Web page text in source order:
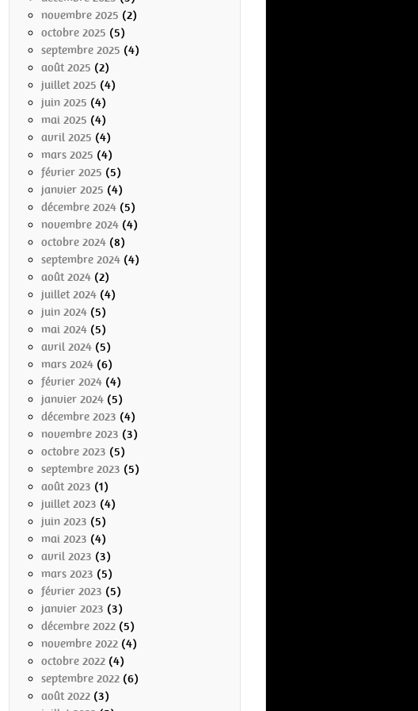
novembre 2025 (2)
octobre 2025 (5)
septembre 2025 (4)
août 2025 (2)
juillet 2025 (4)
juin 2025 (4)
mai 2025 (4)
avril 2025 (4)
mars 2025 (4)
février 2025 (5)
janvier 2025 (4)
décembre 2024 (5)
novembre 2024 (4)
octobre 2024 (8)
septembre 2024 (4)
août 2024 (2)
juillet 2024 (4)
juin 2024 (5)
mai 2024 (5)
avril 2024 (5)
mars 2024 (6)
février 2024 (4)
janvier 2024 (5)
décembre 2023 (4)
novembre 2023 (3)
octobre 2023 (5)
septembre 2023 (5)
août 2023 (1)
juillet 2023 (4)
juin 2023 (5)
mai 2023 (4)
avril 2023 (3)
mars 2023 (5)
février 2023 (5)
janvier 2023 (3)
décembre 2022 (5)
novembre 2022 (4)
octobre 2022 (4)
septembre 2022 (6)
août 2022 (3)